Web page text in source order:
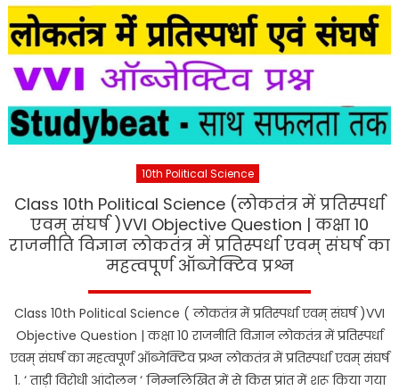
10th Political Science
Class 10th Political Science (लोकतंत्र में प्रतिस्पर्धा
एवम् संघर्ष )VVI Objective Question | कक्षा 10
राजनीति विज्ञान लोकतंत्र में प्रतिस्पर्धा एवम् संघर्ष का
महत्वपूर्ण ऑब्जेक्टिव प्रश्न
Class 10th Political Science ( लोकतंत्र में प्रतिस्पर्धा एवम् संघर्ष )VVI
Objective Question | कक्षा 10 राजनीति विज्ञान लोकतंत्र में प्रतिस्पर्धा
एवम् संघर्ष का महत्वपूर्ण ऑब्जेक्टिव प्रश्न लोकतंत्र में प्रतिस्पर्धा एवम् संघर्ष
1. ‘ ताड़ी विरोधी आंदोलन ‘ निम्नलिखित में से किस प्रांत में शरू किया गया